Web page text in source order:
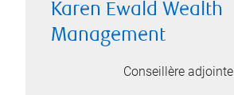
Karen Ewald Wealth
Management
Conseillère adjointe